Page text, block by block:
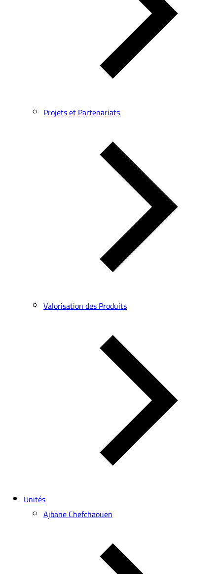
Projets et Partenariats
Valorisation des Produits
Unités
Ajbane Chefchaouen